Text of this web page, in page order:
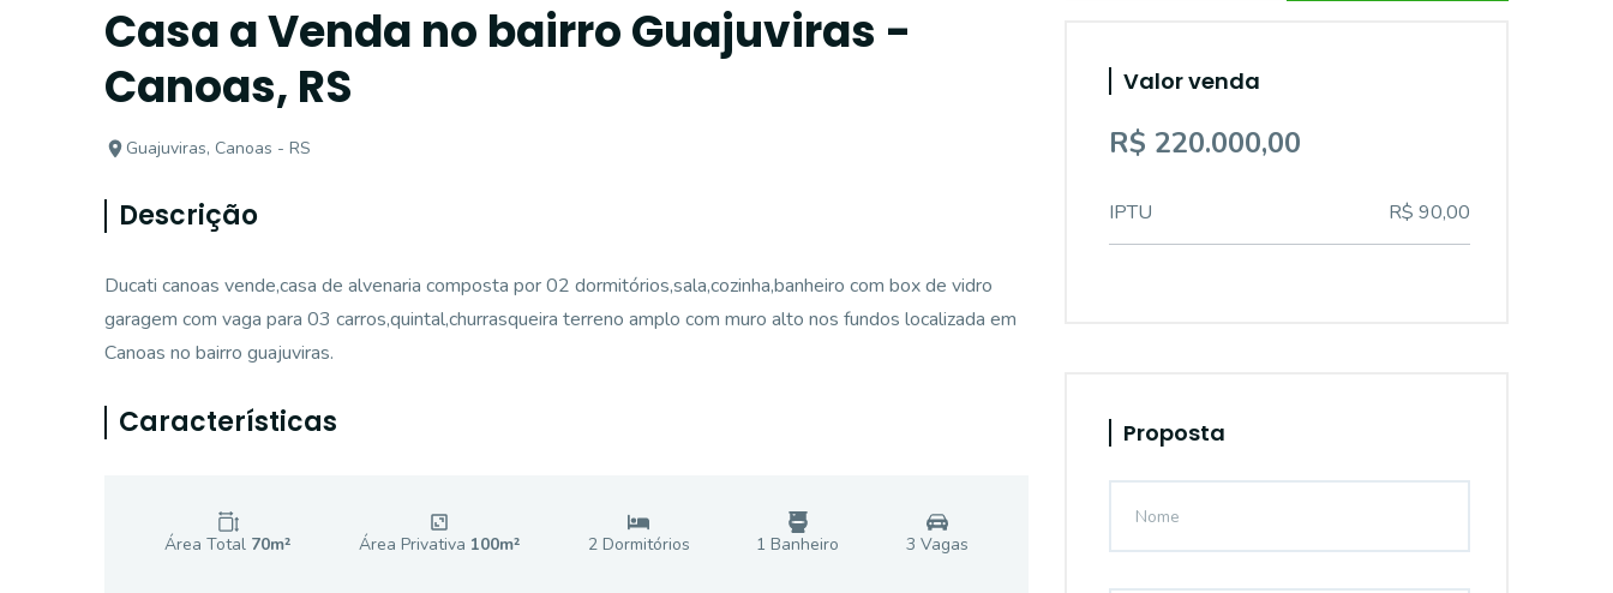
Casa a Venda no bairro Guajuviras -
Canoas, RS
Guajuviras, Canoas - RS
Descrição
Ducati canoas vende,casa de alvenaria composta por 02 dormitórios,sala,cozinha,banheiro com box de vidro
garagem com vaga para 03 carros,quintal,churrasqueira terreno amplo com muro alto nos fundos localizada em
Canoas no bairro guajuviras.
Características
Área Total 70m² Área Privativa 100m² 2Dormitórios 1 Banheiro 3 Vagas
Valor venda
R$ 220.000,00
IPTU R$ 90,00
Proposta